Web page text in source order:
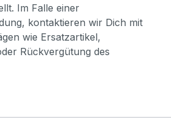
Im Falle einer
kontaktieren wir Dich mit
wie Ersatzartikel,
Rückvergütung des